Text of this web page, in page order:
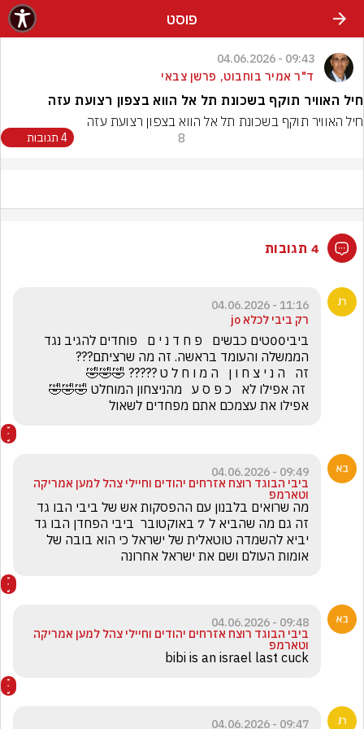
פוסט
09:43 - 04.06.2026
ד"ר אמיר בוחבוט, פרשן צבאי
חיל האוויר תוקף בשכונת תל אל הווא בצפון רצועת עזה
חיל האוויר תוקף בשכונת תל אל הווא בצפון רצועת עזה
8 4 תגובות
4 תגובות
11:16 - 04.06.2026
רק ביבי לכלא jo
אפילו את עצמכם אתם מפחדים לשאול
09:49 - 04.06.2026
ביבי הבוגד רוצח אזרחים יהודים וחיילי צהל למען אמריקה
וטארמפ
אומות העולם ושם את ישראל אחרונה
09:48 - 04.06.2026
ביבי הבוגד רוצח אזרחים יהודים וחיילי צהל למען אמריקה
וטארמפ
bibi is an israel last cuck
09:47 - 04.06.2026